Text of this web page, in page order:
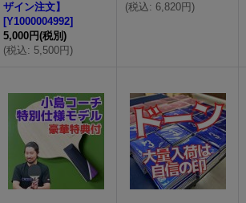
ザイン注文】
[Y1000004992]
5,000円(税別)
(税込: 5,500円)
(税込: 6,820円)